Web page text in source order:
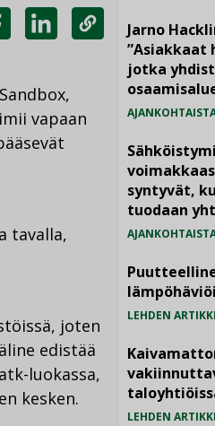
LINKEDINISSÄ
KOPIOI
LINKKI
vapaan
tavalla,
joten
edistää
luokassa,
kesken.
Jarno
”Asiakkaat
jotka
syntyvät,
tuodaan
LEHDEN
LEHDEN